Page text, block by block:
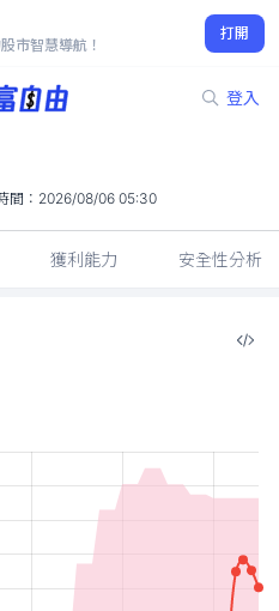
市智慧導航！
打開
登入
9.81%
間： 2026/08/06 05:30
獲利能力 安全性分析